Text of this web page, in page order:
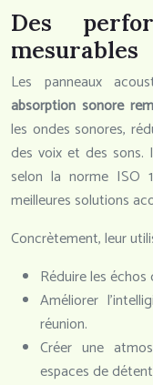
Des
mesurables
Les panneaux
absorption sonore
les ondes sonores,
des voix et des sons.
selon la norme ISO
meilleures solutions
Concrètement, leur
Réduire les échos
Améliorer
réunion.
Créer une
espaces de